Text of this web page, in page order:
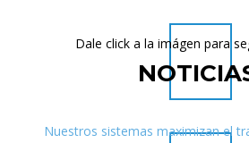
Dale click a la imágen para
Nuestros sistemas maximizan el